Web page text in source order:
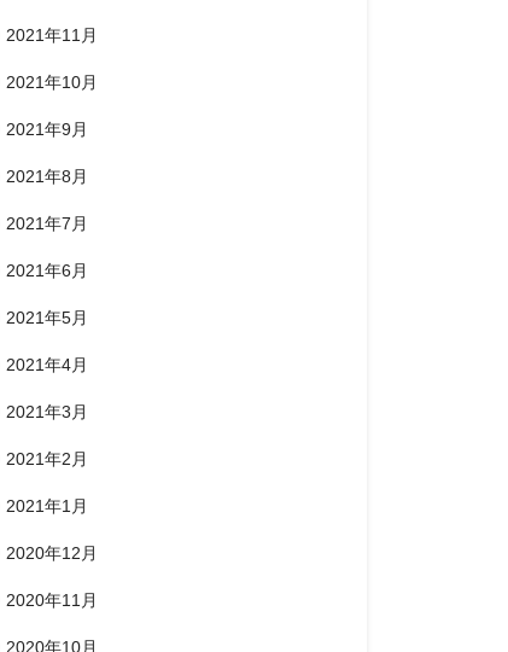
2021年11月
2021年10月
2021年9月
2021年8月
2021年7月
2021年6月
2021年5月
2021年4月
2021年3月
2021年2月
2021年1月
2020年12月
2020年11月
2020年10月